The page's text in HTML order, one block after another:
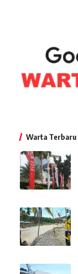
Warta Terbaru